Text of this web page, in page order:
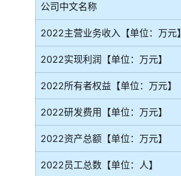
公司中文名称
2022主营业务收入【单位：万元】
2022实现利润【单位：万元】
2022所有者权益【单位：万元】
2022研发费用【单位：万元】
2022资产总额【单位：万元】
2022员工总数【单位：人】